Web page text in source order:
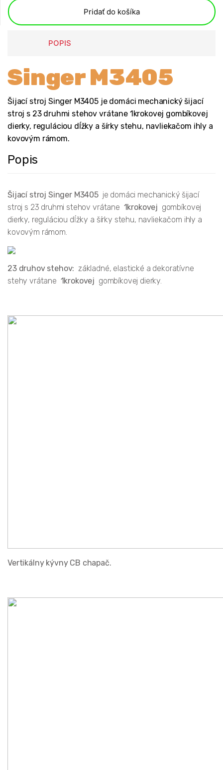
Pridať do košíka
POPIS
Singer M3405
Šijací stroj Singer M3405 je domáci mechanický šijací
stroj s 23 druhmi stehov vrátane 1krokovej gombíkovej
dierky, reguláciou dĺžky a šírky stehu, navliekačom ihly a
kovovým rámom.
Popis
Šijací stroj Singer M3405 je domáci mechanický šijací
stroj s 23 druhmi stehov vrátane 1krokovej gombíkovej
dierky, reguláciou dĺžky a šírky stehu, navliekačom ihly a
kovovým rámom.
23 druhov stehov: základné, elastické a dekoratívne
stehy vrátane 1krokovej gombíkovej dierky.
Vertikálny kývny CB chapač.